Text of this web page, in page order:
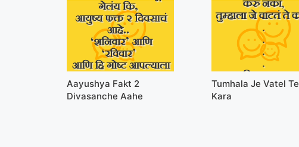
Aayushya Fakt 2
Divasanche Aahe
Tumhala Je Vatel Te
Kara